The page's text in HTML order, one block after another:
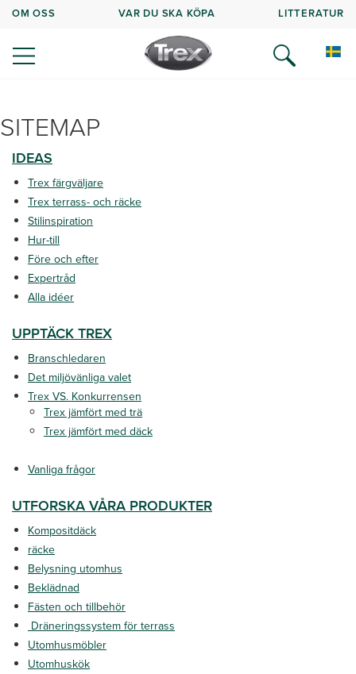
OM OSS VAR DU SKA KÖPA LITTERATUR
SITEMAP
IDEAS
Trex färgväljare
Trex terrass- och räcke
Stilinspiration
Hur-till
Före och efter
Expertråd
Alla idéer
UPPTÄCK TREX
Branschledaren
Det miljövänliga valet
Trex VS. Konkurrensen
Trex jämfört med trä
Trex jämfört med däck
Vanliga frågor
UTFORSKA VÅRA PRODUKTER
Kompositdäck
räcke
Belysning utomhus
Beklädnad
Fästen och tillbehör
Dräneringssystem för terrass
Utomhusmöbler
Utomhuskök